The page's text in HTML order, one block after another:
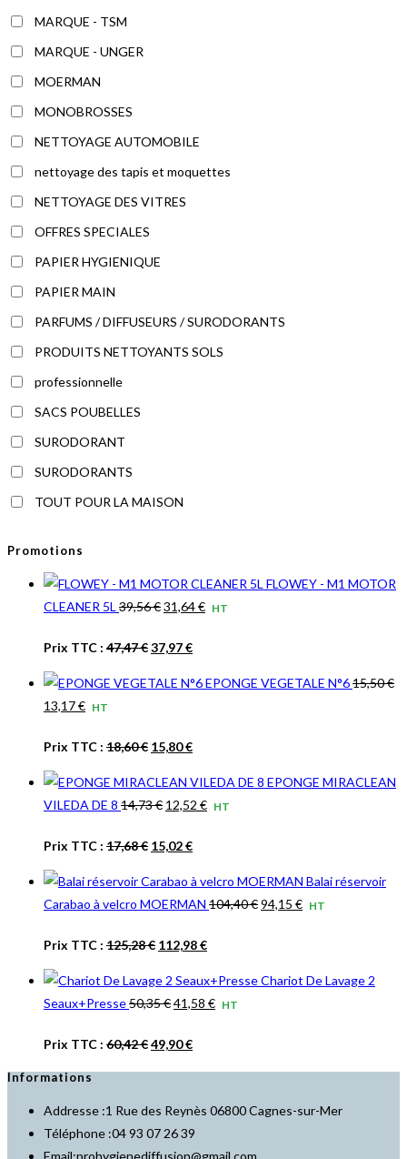
MARQUE - TSM
MARQUE - UNGER
MOERMAN
MONOBROSSES
NETTOYAGE AUTOMOBILE
nettoyage des tapis et moquettes
NETTOYAGE DES VITRES
OFFRES SPECIALES
PAPIER HYGIENIQUE
PAPIER MAIN
PARFUMS / DIFFUSEURS / SURODORANTS
PRODUITS NETTOYANTS SOLS
professionnelle
SACS POUBELLES
SURODORANT
SURODORANTS
TOUT POUR LA MAISON
Promotions
FLOWEY - M1 MOTOR
CLEANER 5L 39,56€Le
initial
31,64€LeHT
Prix TTC : 47,47€Le
initial
37,97€Le
actuel
EPONGE VEGETALE N°615,50€
Le
initial
était :
13,17€Le
actuel
HT
Prix TTC : 18,60€ Le
initial
était :
15,80€Le
actuel
est :
EPONGE MIRACLEAN
VILEDA DE 8 14,73€ Le
initial
12,52 €LeHT
Prix TTC : 17,68€ Le
initial
était :
15,02€Le
actuel
est :
Balai réservoir
Carabao à velcro MOERMAN 104,40€Le
94,15 €LeHT
Prix TTC : 125,28€ Le
initial
était :
112,98€Le
actuel
est :
Chariot De Lavage 2
Seaux+Presse50,35€Le
initial
était :
41,58 €Le
est :
HT
Prix TTC : 60,42€Le
était :
60,42 €.
49,90€Le
est :
49,90 €.
Informations
Addresse :1 Rue des Reynès 06800 Cagnes-sur-Mer
Téléphone :04 93 07 26 39
Email:prohygienediffusion@gmail.com